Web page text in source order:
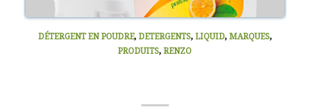
DÉTERGENT EN POUDRE, DETERGENTS, LIQUID, MARQUES,
PRODUITS,RENZO